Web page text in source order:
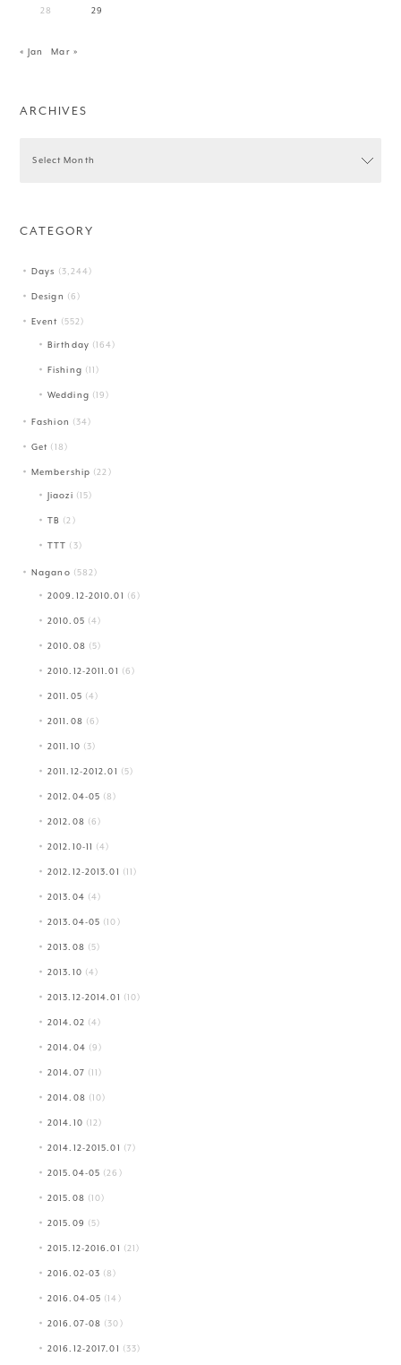
28 29
« Jan Mar »
ARCHIVES
CATEGORY
Days (3,244)
Design (6)
Event (552)
Birthday (164)
Fishing (11)
Wedding (19)
Fashion (34)
Get (18)
Membership (22)
Jiaozi (15)
TB (2)
TTT (3)
Nagano (582)
2009.12-2010.01 (6)
2010.05 (4)
2010.08 (5)
2010.12-2011.01 (6)
2011.05 (4)
2011.08 (6)
2011.10 (3)
2011.12-2012.01 (5)
2012.04-05 (8)
2012.08 (6)
2012.10-11 (4)
2012.12-2013.01 (11)
2013.04 (4)
2013.04-05 (10)
2013.08 (5)
2013.10 (4)
2013.12-2014.01 (10)
2014.02 (4)
2014.04 (9)
2014.07 (11)
2014.08 (10)
2014.10 (12)
2014.12-2015.01 (7)
2015.04-05 (26)
2015.08 (10)
2015.09 (5)
2015.12-2016.01 (21)
2016.02-03 (8)
2016.04-05 (14)
2016.07-08 (30)
2016.12-2017.01 (33)